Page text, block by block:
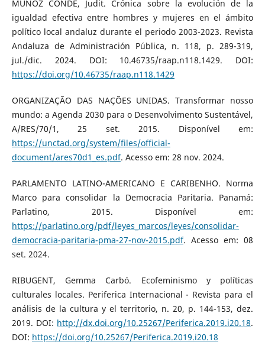
MUÑOZ CONDE, Judit. Crónica sobre la evolución de la
igualdad efectiva entre hombres y mujeres en el ámbito
político local andaluz durante el periodo 2003-2023. Revista
Andaluza de Administración Pública, n. 118, p. 289-319,
jul./dic. 2024. DOI: 10.46735/raap.n118.1429. DOI:
https://doi.org/10.46735/raap.n118.1429
ORGANIZAÇÃO DAS NAÇÕES UNIDAS. Transformar nosso
mundo: a Agenda 2030 para o Desenvolvimento Sustentável,
A/RES/70/1, 25 set. 2015. Disponível em:
https://unctad.org/system/files/official-
document/ares70d1_es.pdf. Acesso em: 28 nov. 2024.
PARLAMENTO LATINO-AMERICANO E CARIBENHO. Norma
Marco para consolidar la Democracia Paritaria. Panamá:
Parlatino, 2015. Disponível em:
https://parlatino.org/pdf/leyes_marcos/leyes/consolidar-
democracia-paritaria-pma-27-nov-2015.pdf. Acesso em: 08
set. 2024.
RIBUGENT, Gemma Carbó. Ecofeminismo y políticas
culturales locales. Periferica Internacional - Revista para el
análisis de la cultura y el territorio, n. 20, p. 144-153, dez.
2019. DOI: http://dx.doi.org/10.25267/Periferica.2019.i20.18.
DOI: https://doi.org/10.25267/Periferica.2019.i20.18